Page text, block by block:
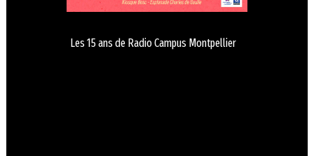
Les 15 ans de Radio Campus Montpellier